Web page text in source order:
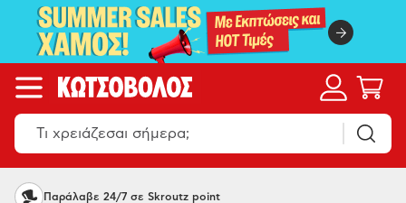
Παράλαβε 24/7 σε Skroutz point